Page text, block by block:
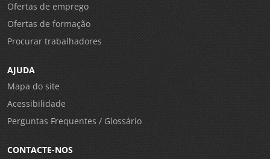
Ofertas de emprego
Ofertas de formação
Procurar trabalhadores
AJUDA
Mapa do site
Acessibilidade
Perguntas Frequentes / Glossário
CONTACTE-NOS